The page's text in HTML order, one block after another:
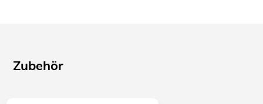
Zubehör